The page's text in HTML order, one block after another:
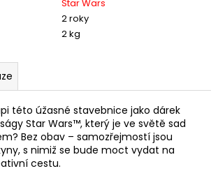
Star Wars
2 roky
2 kg
této úžasné stavebnice jako dárek
Star Wars™, který je ve světě sad
Bez obav – samozřejmostí jsou
s nimiž se bude moct vydat na
cestu.